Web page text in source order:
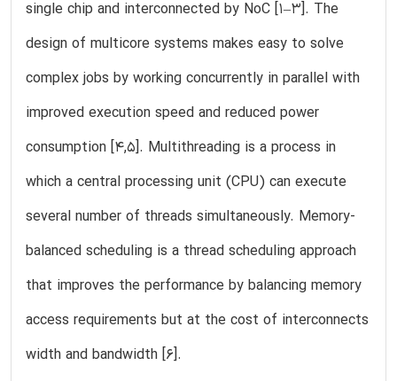
single chip and interconnected by NoC [1–3]. The
design of multicore systems makes easy to solve
complex jobs by working concurrently in parallel with
improved execution speed and reduced power
consumption [4,5]. Multithreading is a process in
which a central processing unit (CPU) can execute
several number of threads simultaneously. Memory-
balanced scheduling is a thread scheduling approach
that improves the performance by balancing memory
access requirements but at the cost of interconnects
width and bandwidth [6].